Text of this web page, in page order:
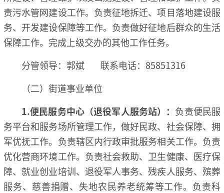
责污水管网建设工作。负责征地拆迁、项目落地建设服
务、开发建设保障等工作。负责做好征地后群众的生活
保障工作。完成上级交办的其他工作任务。
分管领导：郭斌
联系电话：85851316
（二）街道事业单位
1.便民服务中心（退役军人服务站）： 负责便民服
务平台和服务场所管理工作，做好民政、社会保障、拥
军优抚工作。负责辖区内行政审批服务相关工作。负责
优化营商环境工作。负责社会救助、卫生健康、医疗保
障、就业创业培训、退役军人事务、残疾人服务、殡葬
服务、慈善捐赠、失地农民养老统筹等工作。负责科